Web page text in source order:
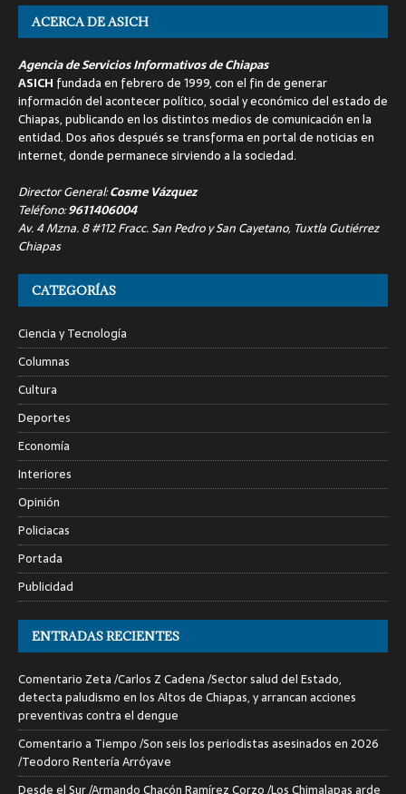
ACERCA DE ASICH
Agencia de Servicios Informativos de Chiapas
ASICH fundada en febrero de 1999, con el fin de generar
información del acontecer político, social y económico del estado de
Chiapas, publicando en los distintos medios de comunicación en la
entidad. Dos años después se transforma en portal de noticias en
internet, donde permanece sirviendo a la sociedad.
Director General:Cosme Vázquez
Teléfono:9611406004
Av. 4 Mzna. 8 #112 Fracc. San Pedro y San Cayetano, Tuxtla Gutiérrez
Chiapas
CATEGORÍAS
Ciencia y Tecnología
Columnas
Cultura
Deportes
Economía
Interiores
Opinión
Policiacas
Portada
Publicidad
ENTRADAS RECIENTES
Comentario Zeta /Carlos Z Cadena /Sector salud del Estado,
detecta paludismo en los Altos de Chiapas, y arrancan acciones
preventivas contra el dengue
Comentario a Tiempo /Son seis los periodistas asesinados en 2026
/Teodoro Rentería Arróyave
Desde el Sur /Armando Chacón Ramírez Corzo /Los Chimalapas arde